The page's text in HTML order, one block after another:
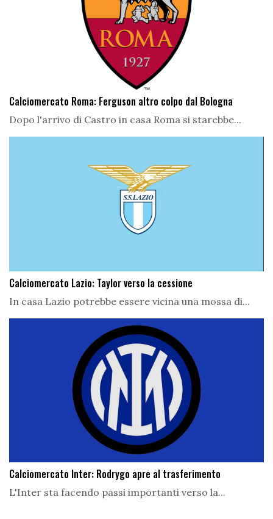
Calciomercato Roma: Ferguson altro colpo dal Bologna
Dopo l'arrivo di Castro in casa Roma si starebbe...
Calciomercato Lazio: Taylor verso la cessione
In casa Lazio potrebbe essere vicina una mossa di...
Calciomercato Inter: Rodrygo apre al trasferimento
L'Inter sta facendo passi importanti verso la...